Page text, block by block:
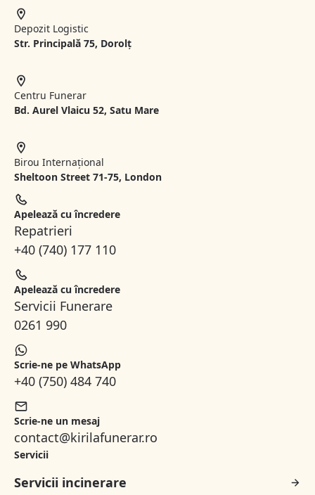
Depozit Logistic
Str. Principală 75, Dorolț
Centru Funerar
Bd. Aurel Vlaicu 52, Satu Mare
Birou Internațional
Sheltoon Street 71-75, London
Apelează cu încredere
Repatrieri
+40 (740) 177 110
Apelează cu încredere
Servicii Funerare
0261 990
Scrie-ne pe WhatsApp
+40 (750) 484 740
Scrie-ne un mesaj
contact@kirilafunerar.ro
Servicii
Servicii incinerare